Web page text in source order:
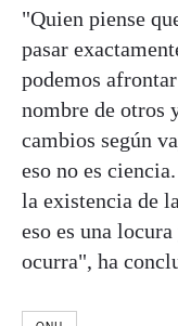
"Quien piense
pasar
podemos
nombre de otros
cambios según
eso no es
la existencia de
eso es una
ocurra", ha